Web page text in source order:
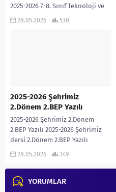
2025-2026 7-8. Sınıf Teknoloji ve
Tasarım dersi 2.Dönem 2.BEP
28.05.2026 530
2025-2026 Şehrimiz
2.Dönem 2.BEP Yazılı
2025-2026 Şehrimiz 2.Dönem
2.BEP Yazılı 2025-2026 Şehrimiz
dersi 2.Dönem 2.BEP Yazılı
sınavıdır. Cevap Anahtarı eklidir…
28.05.2026 349
YORUMLAR